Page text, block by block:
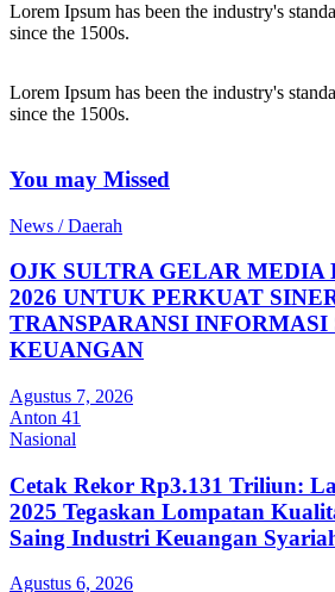
Lorem Ipsum has been the industry's
since the 1500s.
Lorem Ipsum has been the industry's
since the 1500s.
You may Missed
News / Daerah
OJK SULTRA GELAR
2026 UNTUK PERKUAT
TRANSPARANSI INFORMASI
KEUANGAN
Agustus 7, 2026
Anton 41
Nasional
Cetak Rekor Rp3.131 Triliun:
2025 Tegaskan Lompatan
Saing Industri Keuangan
Agustus 6, 2026